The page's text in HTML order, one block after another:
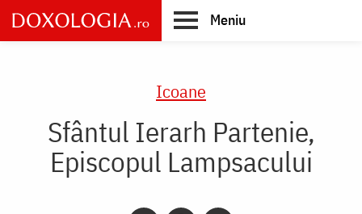
Skip
to
main
Meniu
Icoane
Sfântul Ierarh Partenie,
Episcopul Lampsacului